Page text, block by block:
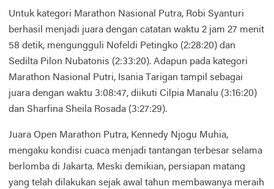
Untuk kategori Marathon Nasional Putra, Robi Syanturi
berhasil menjadi juara dengan catatan waktu 2 jam 27 menit
58 detik, mengungguli Nofeldi Petingko (2:28:20) dan
Sedilta Pilon Nubatonis (2:33:20). Adapun pada kategori
Marathon Nasional Putri, Isania Tarigan tampil sebagai
juara dengan waktu 3:08:47, diikuti Cilpia Manalu (3:16:20)
dan Sharfina Sheila Rosada (3:27:29).
Juara Open Marathon Putra, Kennedy Njogu Muhia,
mengaku kondisi cuaca menjadi tantangan terbesar selama
berlomba di Jakarta. Meski demikian, persiapan matang
yang telah dilakukan sejak awal tahun membawanya meraih